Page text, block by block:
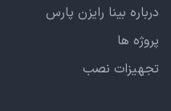
درباره بینا رایزن پارس
پروژه ها
تجهیزات نصب